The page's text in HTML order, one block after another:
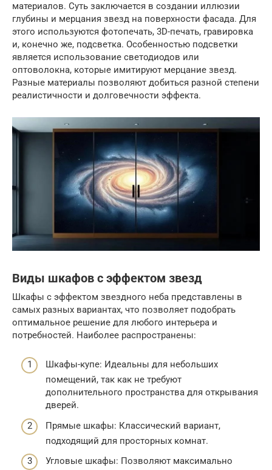
материалов. Суть заключается в создании иллюзии
глубины и мерцания звезд на поверхности фасада. Для
этого используются фотопечать, 3D-печать, гравировка
и, конечно же, подсветка. Особенностью подсветки
является использование светодиодов или
оптоволокна, которые имитируют мерцание звезд.
Разные материалы позволяют добиться разной степени
реалистичности и долговечности эффекта.
Виды шкафов с эффектом звезд
Шкафы с эффектом звездного неба представлены в
самых разных вариантах, что позволяет подобрать
оптимальное решение для любого интерьера и
потребностей. Наиболее распространены:
Шкафы-купе: Идеальны для небольших
помещений, так как не требуют
дополнительного пространства для открывания
дверей.
Прямые шкафы: Классический вариант,
подходящий для просторных комнат.
Угловые шкафы: Позволяют максимально